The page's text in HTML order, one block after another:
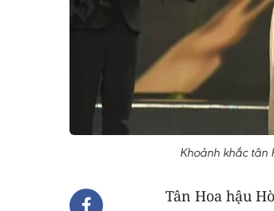
Khoảnh khắc tân
Tân Hoa hậu